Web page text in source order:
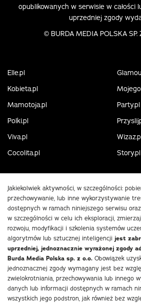
opublikowanych w serwisie w całości
uprzedniej zgody
© BURDA MEDIA POLSKA
Elle.pl
Kobieta.pl
Mamotoja.pl
Party.pl
Polki.pl
Viva.pl
Cocolita.pl
Story.pl
Jakiekolwiek aktywności, w szczególności:
przechowywanie, lub inne wykorzystywanie
dostępnych w ramach niniejszego serwisu
w szczególności w celu ich eksploracji,
rozwoju, modyfikacji i szkolenia systemów
algorytmów lub sztucznej inteligencji jest
uprzedniej, jednoznacznie wyrażonej zgody
Burda Media Polska sp. z o.o. Obowiązek
jednoznacznej zgody wymagany jest bez
zwielokrotniania, przechowywania lub innego
danych lub informacji dostępnych w ramach
wszystkich jego podstron, jak również bez